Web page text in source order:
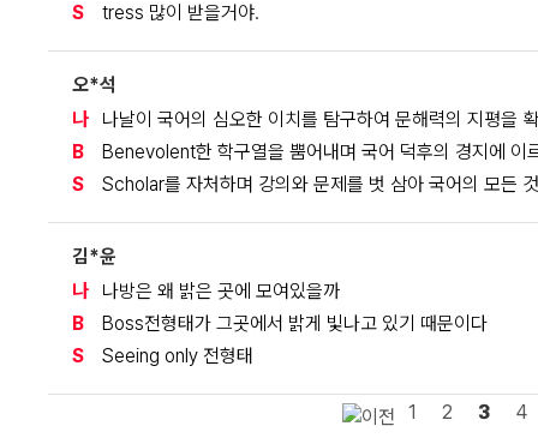
S
tress 많이 받을거야.
오*석
나
나날이 국어의 심오한 이치를 탐구하여 문해력의 지평을
B
Benevolent한 학구열을 뿜어내며 국어 덕후의 경지에 이
S
Scholar를 자처하며 강의와 문제를 벗 삼아 국어의 모든
김*윤
나
나방은 왜 밝은 곳에 모여있을까
B
Boss전형태가 그곳에서 밝게 빛나고 있기 때문이다
S
Seeing only 전형태
1 2 3 4